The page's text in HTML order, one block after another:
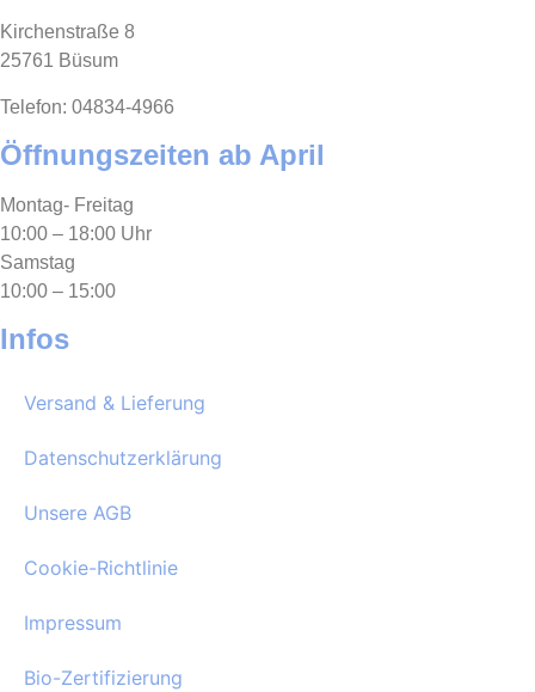
Kirchenstraße 8
25761 Büsum
Telefon: 04834-4966
Öffnungszeiten ab April
Montag- Freitag
10:00 – 18:00 Uhr
Samstag
10:00 – 15:00
Infos
Versand & Lieferung
Datenschutzerklärung
Unsere AGB
Cookie-Richtlinie
Impressum
Bio-Zertifizierung